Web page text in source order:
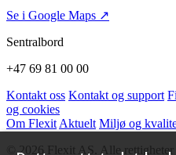
Se i Google Maps ↗
Sentralbord
+47 69 81 00 00
Kontakt oss Kontakt og support
og cookies
Om Flexit Aktuelt Miljø og
© 2026 Flexit AS. Alle rettigheter